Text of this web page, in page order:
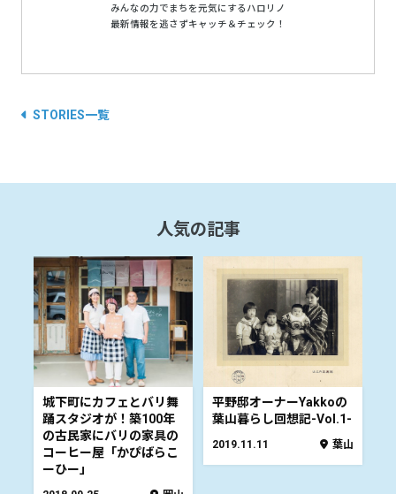
みんなの力でまちを元気にするハロリノ
最新情報を逃さずキャッチ＆チェック！
STORIES一覧
人気の記事
城下町にカフェとバリ舞
踊スタジオが！築100年
の古民家にバリの家具の
コーヒー屋「かぴばらこ
ーひー」
平野邸オーナーYakkoの
葉山暮らし回想記-Vol.1-
2019.11.11 葉山